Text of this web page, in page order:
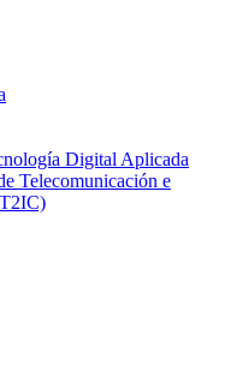
Digital Aplicada
Telecomunicación e